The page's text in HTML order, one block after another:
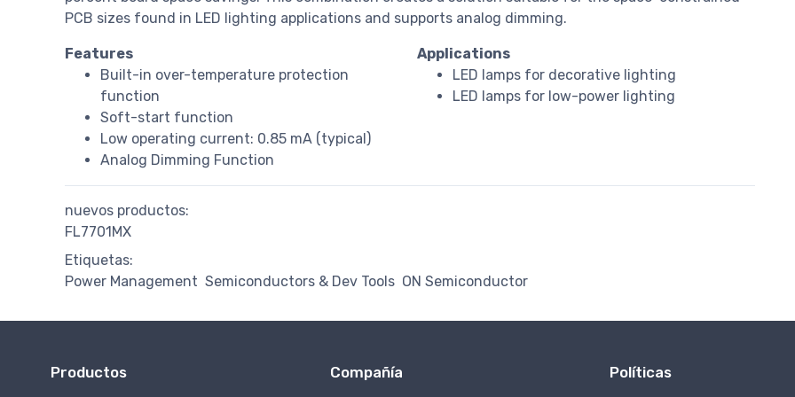
PCB sizes found in LED lighting applications and supports analog dimming.
Features
Applications
Built-in over-temperature protection
function
Soft-start function
Low operating current: 0.85 mA (typical)
Analog Dimming Function
LED lamps for decorative lighting
LED lamps for low-power lighting
nuevos productos:
FL7701MX
Etiquetas:
Power Management Semiconductors & Dev Tools ON Semiconductor
Productos Compañía Políticas